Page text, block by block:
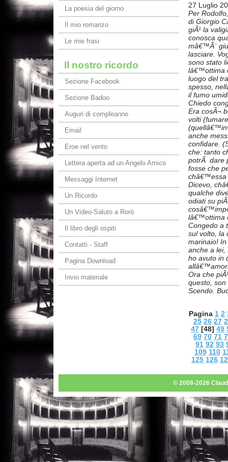
27 Luglio
Per
di Giorgio
giÃ¹ la
conosca
mâ€™Ã¨
lasciare.
sono stato
lâ€™ottima
luogo del
spesso,
il fumo
Chiedo
Era cosÃ¬
volti
anche
confidare.
che: tanto
potrÃ dare
fosse che
châ€™essa
Dicevo,
qualche
odiati su
lâ€™ottima
Congedo a
sul volto, la
marinaio!
anche a
ho avuto in
Ora che
questo, son
Scendo.
Pagina 1 2
25 26 27
47 [48] 49
69 70 71
91 92 93
109 110
125 126
La poesia del giorno
Il mio romanzo
Le mie frasi
Il nostro ricordo
Sezione Facebook
Sezione Badoo
Auguri di compleanno
Email
Eroe nel vento
Lettera aperta ad un Angelo Amico
Messaggi Internet
Un Ricordo
Un Video-Saluto a Rorò
Il libro degli ospiti
Contatti - Staff
Pagina Download
Invio materiale
© 2008-2026